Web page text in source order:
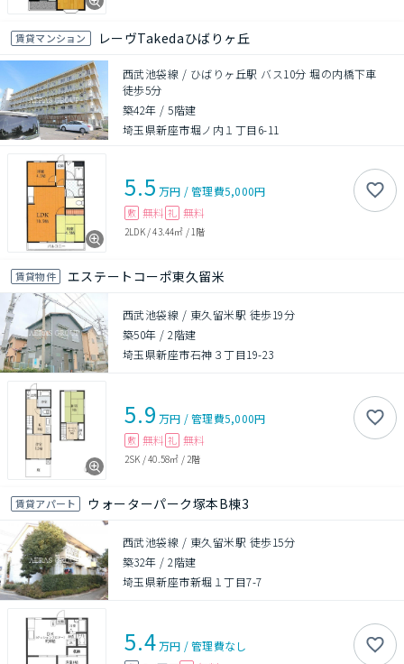
賃貸マンション レーヴTakedaひばりヶ丘
西武池袋線 / ひばりヶ丘駅 バス10分 堀の内橋下車
徒歩5分
築42年 /5階建
埼玉県新座市堀ノ内１丁目6-11
5.5 万円 /管理費5,000円
敷 無料 礼 無料
2LDK/43.44㎡ / 1階
賃貸物件 エステートコーポ東久留米
西武池袋線 / 東久留米駅 徒歩19分
築50年 /2階建
埼玉県新座市石神３丁目19-23
5.9 万円 /管理費5,000円
敷 無料 礼 無料
2SK /40.58㎡ / 2階
賃貸アパート ウォーターパーク塚本B棟3
西武池袋線 / 東久留米駅 徒歩15分
築32年 /2階建
埼玉県新座市新堀１丁目7-7
5.4万円 /管理費なし